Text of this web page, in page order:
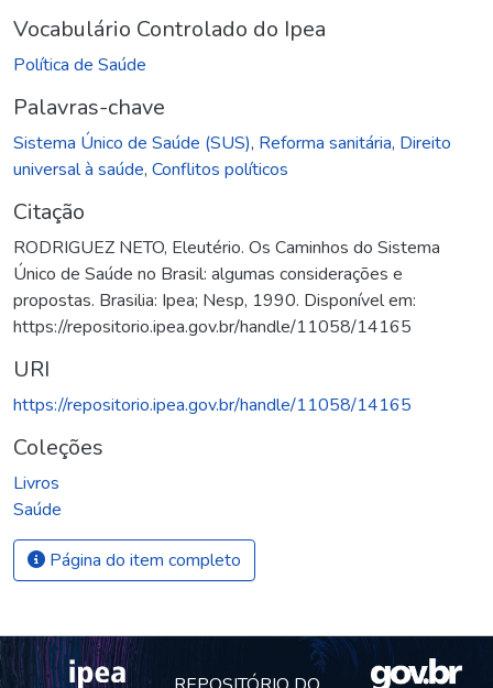
Vocabulário Controlado do Ipea
Política de Saúde
Palavras-chave
Sistema Único de Saúde (SUS), Reforma sanitária, Direito
universal à saúde, Conflitos políticos
Citação
RODRIGUEZ NETO, Eleutério. Os Caminhos do Sistema
Único de Saúde no Brasil: algumas considerações e
propostas. Brasilia: Ipea; Nesp, 1990. Disponível em:
https://repositorio.ipea.gov.br/handle/11058/14165
URI
https://repositorio.ipea.gov.br/handle/11058/14165
Coleções
Livros
Saúde
Página do item completo